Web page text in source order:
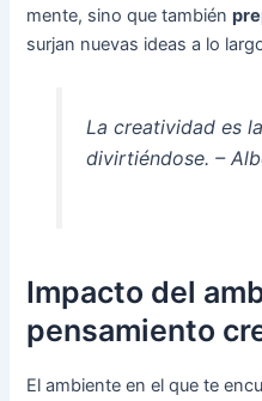
mente, sino que también
surjan nuevas ideas a lo
La creatividad es
divirtiéndose. –
Impacto del
pensamiento
El ambiente en el que te